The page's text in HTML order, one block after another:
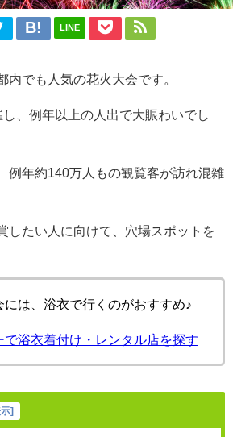
LINE
内でも人気の花火大会です。
、例年以上の人出で大賑わいでし
例年約140万人もの観覧客が訪れ混雑
したい人に向けて、穴場スポットを
は、浴衣で行くのがおすすめ♪
で浴衣着付け・レンタル店を探す
]